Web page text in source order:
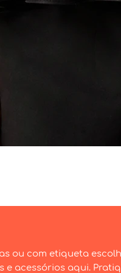
ou com etiqueta
e acessórios aqui.